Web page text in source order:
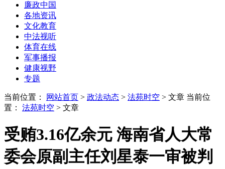
廉政中国
各地资讯
文化教育
中法视听
体育在线
军事播报
健康视野
专题
当前位置： 网站首页 > 政法动态 > 法苑时空 > 文章 当前位
置： 法苑时空 > 文章
受贿3.16亿余元 海南省人大常
委会原副主任刘星泰一审被判